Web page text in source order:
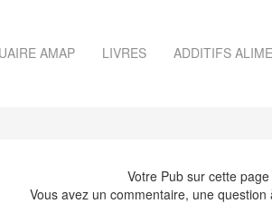
AMAP LIVRES ADDITIFS
Votre Pub sur cette
Vous avez un commentaire, une question